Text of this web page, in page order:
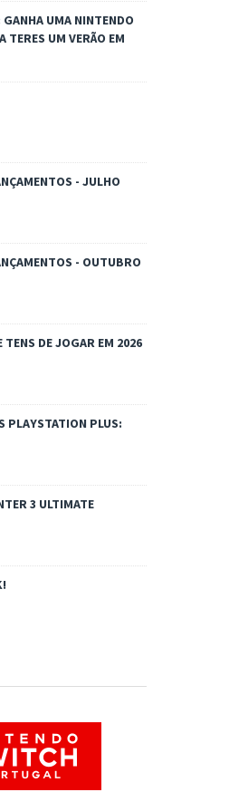
UMA NINTENDO
TERES UM VERÃO EM
- JULHO
- OUTUBRO
TENS DE JOGAR EM 2026
PLAYSTATION PLUS:
3 ULTIMATE